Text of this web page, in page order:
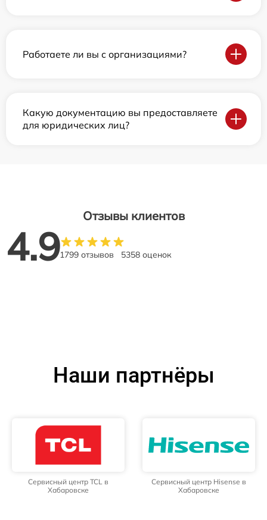
Работаете ли вы с организациями?
Какую документацию вы предоставляете
для юридических лиц?
Отзывы клиентов
4.91799 отзывов 5358 оценок
Наши партнёры
Сервисный центр TCL в
Хабаровске
Сервисный центр Hisense в
Хабаровске